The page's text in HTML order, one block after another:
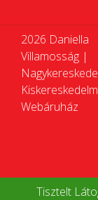
Tisztelt
2026 Daniella
Villamosság |
Webáruház